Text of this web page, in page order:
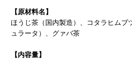
【原材料名】
ほうじ茶（国内製造）、コタラヒムブ
ュラータ）、グァバ茶
【内容量】